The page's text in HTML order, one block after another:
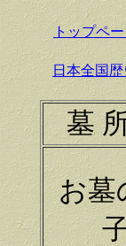
トップペ
墓
お墓
日本全国